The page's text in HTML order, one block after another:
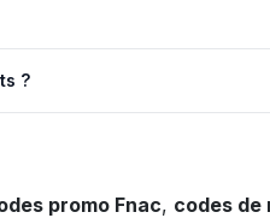
?
promo Fnac, codes de